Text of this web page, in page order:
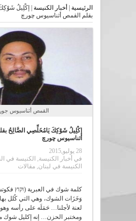
الرئيسية أخبار الكنيسة
إكْلِيلُ
بقلم القمص أثناسيوس چورچ
القمص أثناسيوس
إكْلِيلُ شَوْكِكَ يَامُخَلِّصِي الصَّالِحُ
أثناسيوس چورچ
28 يوليو,2015
في أخبار الكنيسة, الكنيسة في
الكنيسة في لبنان,مقالات
كلمة شوك في العبرية (וקוץ
وَخَزَات الشوك، وهي التي كُلل
لعنة لأجلنا… حَمَلَه على رأسه
ومختبر الحزن… إنه إكليل